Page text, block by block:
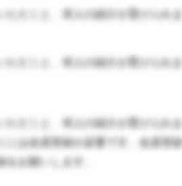
ただくと、求人の紹介が受けられま
ただくと、求人の紹介が受けられま
ただくと、求人の紹介が受けられま
には会員登録が必要です。会員登録
をお願いします。